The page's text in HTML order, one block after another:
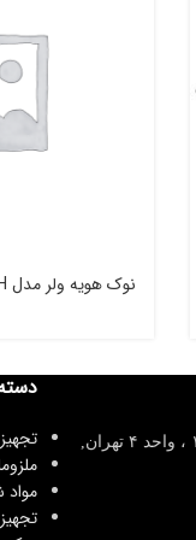
نوک هویه ولر مدل ET H
تهران,